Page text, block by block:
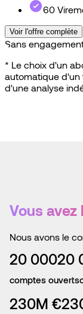
60
Voir l'offre complète
Sans
* Le choix d'un
automatique d'un
d'une analyse
Vous avez
Nous avons le
20 00020
comptes ouverts
230M €